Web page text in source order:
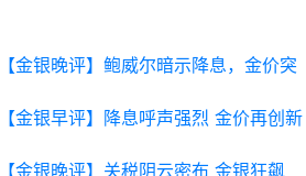
金银晚评】鲍威尔暗示降息，金价突
金银早评】降息呼声强烈 金价再创新
金银晚评】关税阴云密布 金银狂飙